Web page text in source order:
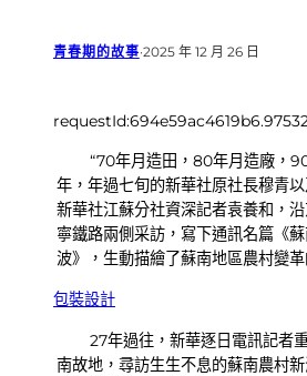
青春期的故事·2025 年 12 月 26 日
“70年月造田，80年月造廠，
年，年過七旬的新華社原社長穆青
新華社江蘇分社資深記者袁養和，
寧鐵路兩側采訪，寫下通訊名篇《
波》，生動描繪了蘇南地區農村變
包裝設計
27年過往，新華逐日電訊記者
南故地，尋訪生生不息的蘇南農村